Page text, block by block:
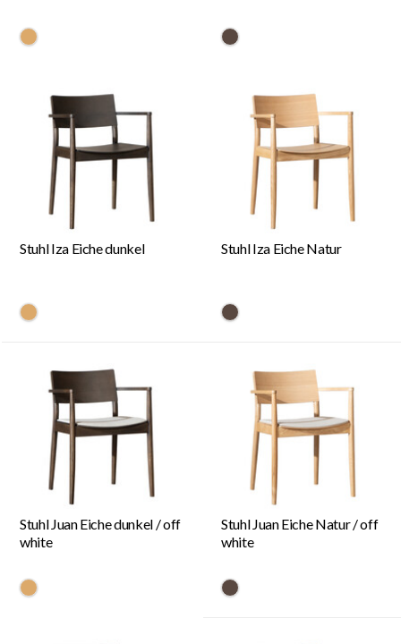
#dca96a #594840
Stuhl Iza Eiche dunkel
#dca96a
Stuhl Iza Eiche Natur
#594840
Stuhl Juan Eiche dunkel / off
white
#dca96a
Stuhl Juan Eiche Natur / off
white
#594840